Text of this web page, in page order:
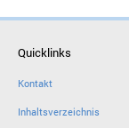
Quicklinks
Kontakt
Inhaltsverzeichnis